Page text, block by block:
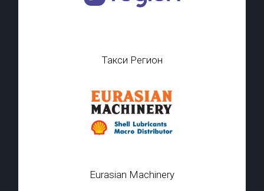
Такси Регион
Eurasian Machinery